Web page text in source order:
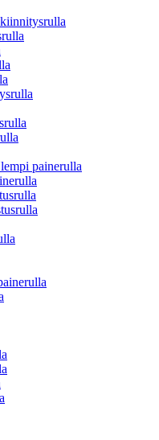
painerulla